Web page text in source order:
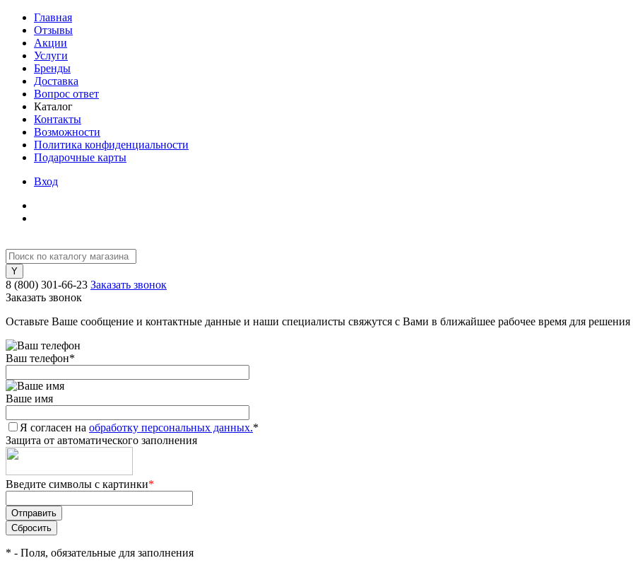
Главная
Отзывы
Акции
Услуги
Бренды
Доставка
Вопрос ответ
Каталог
Контакты
Возможности
Политика конфиденциальности
Подарочные карты
Вход
8 (800) 301-66-23 Заказать звонок
Заказать звонок
Оставьте Ваше сообщение и контактные данные и наши специалисты свяжутся с Вами в ближайшее рабочее время для
Ваш телефон*
Ваше имя
Я согласен на обработку персональных данных.*
Защита от автоматического заполнения
Введите символы с картинки*
* - Поля, обязательные для заполнения